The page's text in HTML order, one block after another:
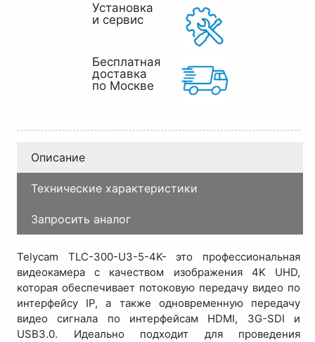
Установка
и сервис
Бесплатная
доставка
по Москве
Описание
Технические характеристики
Запросить аналог
Telycam TLC-300-U3-5-4K- это профессиональная
видеокамера с качеством изображения 4K UHD,
которая обеспечивает потоковую передачу видео по
интерфейсу IP, а также одновременную передачу
видео сигнала по интерфейсам HDMI, 3G-SDI и
USB3.0. Идеально подходит для проведения